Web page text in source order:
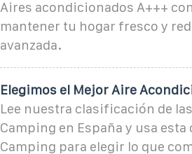
Aires acondicionados A+++
mantener tu hogar fresco y
avanzada.
Elegimos el Mejor Aire
Lee nuestra clasificación de
Camping en España y usa
Camping para elegir lo que